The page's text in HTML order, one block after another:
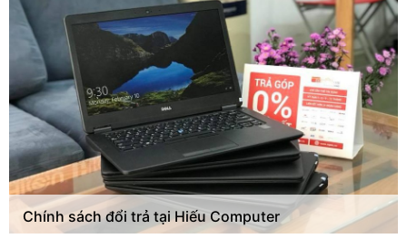
Chính sách đổi trả tại Hiếu Computer